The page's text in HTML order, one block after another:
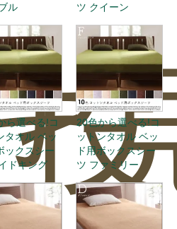
投
ル
ツ クイーン
ら選べる!コ
タオル ベッ
ックスシー
ドキング
20色から選べる!コ
ットンタオル ベッ
ド用ボックスシー
ツ ファミリー